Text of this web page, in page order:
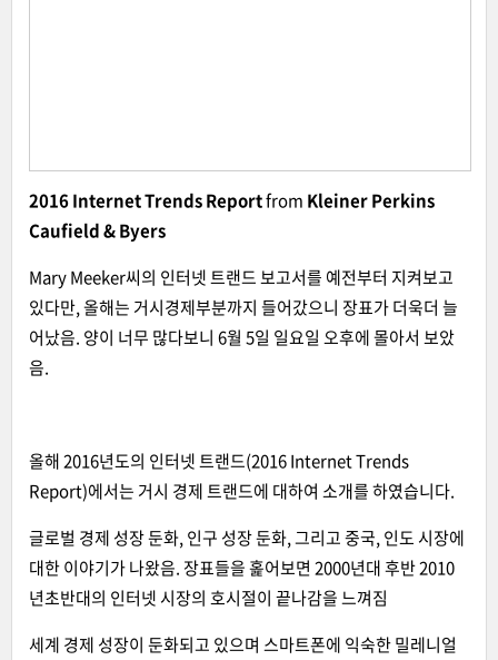
2016 Internet Trends Reportfrom Kleiner Perkins
Caufield & Byers
Mary Meeker씨의 인터넷 트랜드 보고서를 예전부터 지켜보고
있다만, 올해는 거시경제부분까지 들어갔으니 장표가 더욱더 늘
어났음. 양이 너무 많다보니 6월 5일 일요일 오후에 몰아서 보았
음.
올해 2016년도의 인터넷 트랜드(2016 Internet Trends
Report)에서는 거시 경제 트랜드에 대하여 소개를 하였습니다.
글로벌 경제 성장 둔화, 인구 성장 둔화, 그리고 중국, 인도 시장에
대한 이야기가 나왔음. 장표들을 홅어보면 2000년대 후반 2010
년초반대의 인터넷 시장의 호시절이 끝나감을 느껴짐
세계 경제 성장이 둔화되고 있으며 스마트폰에 익숙한 밀레니얼